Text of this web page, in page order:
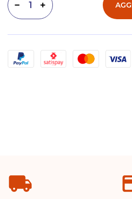
Aumenta quantità
Diminuisci quantità
Metodi di pagamento